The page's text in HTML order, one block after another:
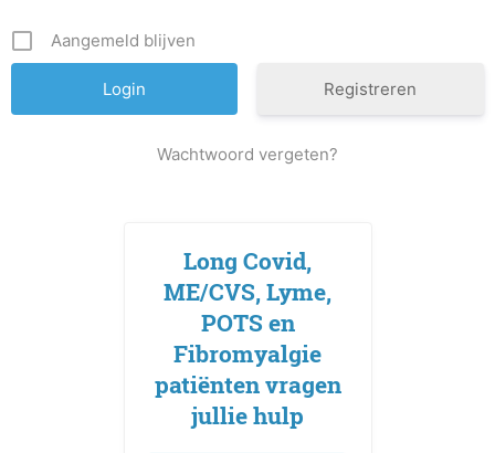
Aangemeld blijven
Registreren
Wachtwoord vergeten?
Long Covid,
ME/CVS, Lyme,
POTS en
Fibromyalgie
patiënten vragen
jullie hulp